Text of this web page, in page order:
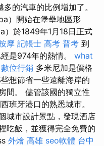
的汽車的比例增加了。
）開始在堡壘地區形
）於1849年1月18日正式
摩 記帳士 高考 普考 到
是974年的熱情。 what
數位行銷 多米尼加是價格
想節省一些遠離海岸的
間。 儘管該國的獨立性
班牙港口的熟悉城市。
城市設計景點，發現酒店
吃飯，並獲得完全免費的
外燴 高雄 seo軟體 台中